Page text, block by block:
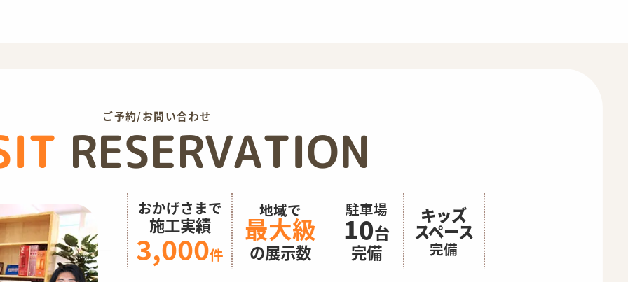
ご予約/お問い合わせ
RESERVATION
おかげさまで
施工実績
3,000件
地域で
最大級
の展示数
駐車場
10台
完備
キッズ
スペース
完備